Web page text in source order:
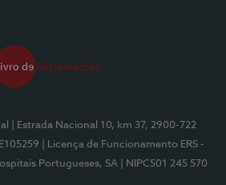
| Estrada Nacional 10, km 37, 2900-722
| Licença de Funcionamento ERS -
Portugueses, SA | NIPC501 245 570